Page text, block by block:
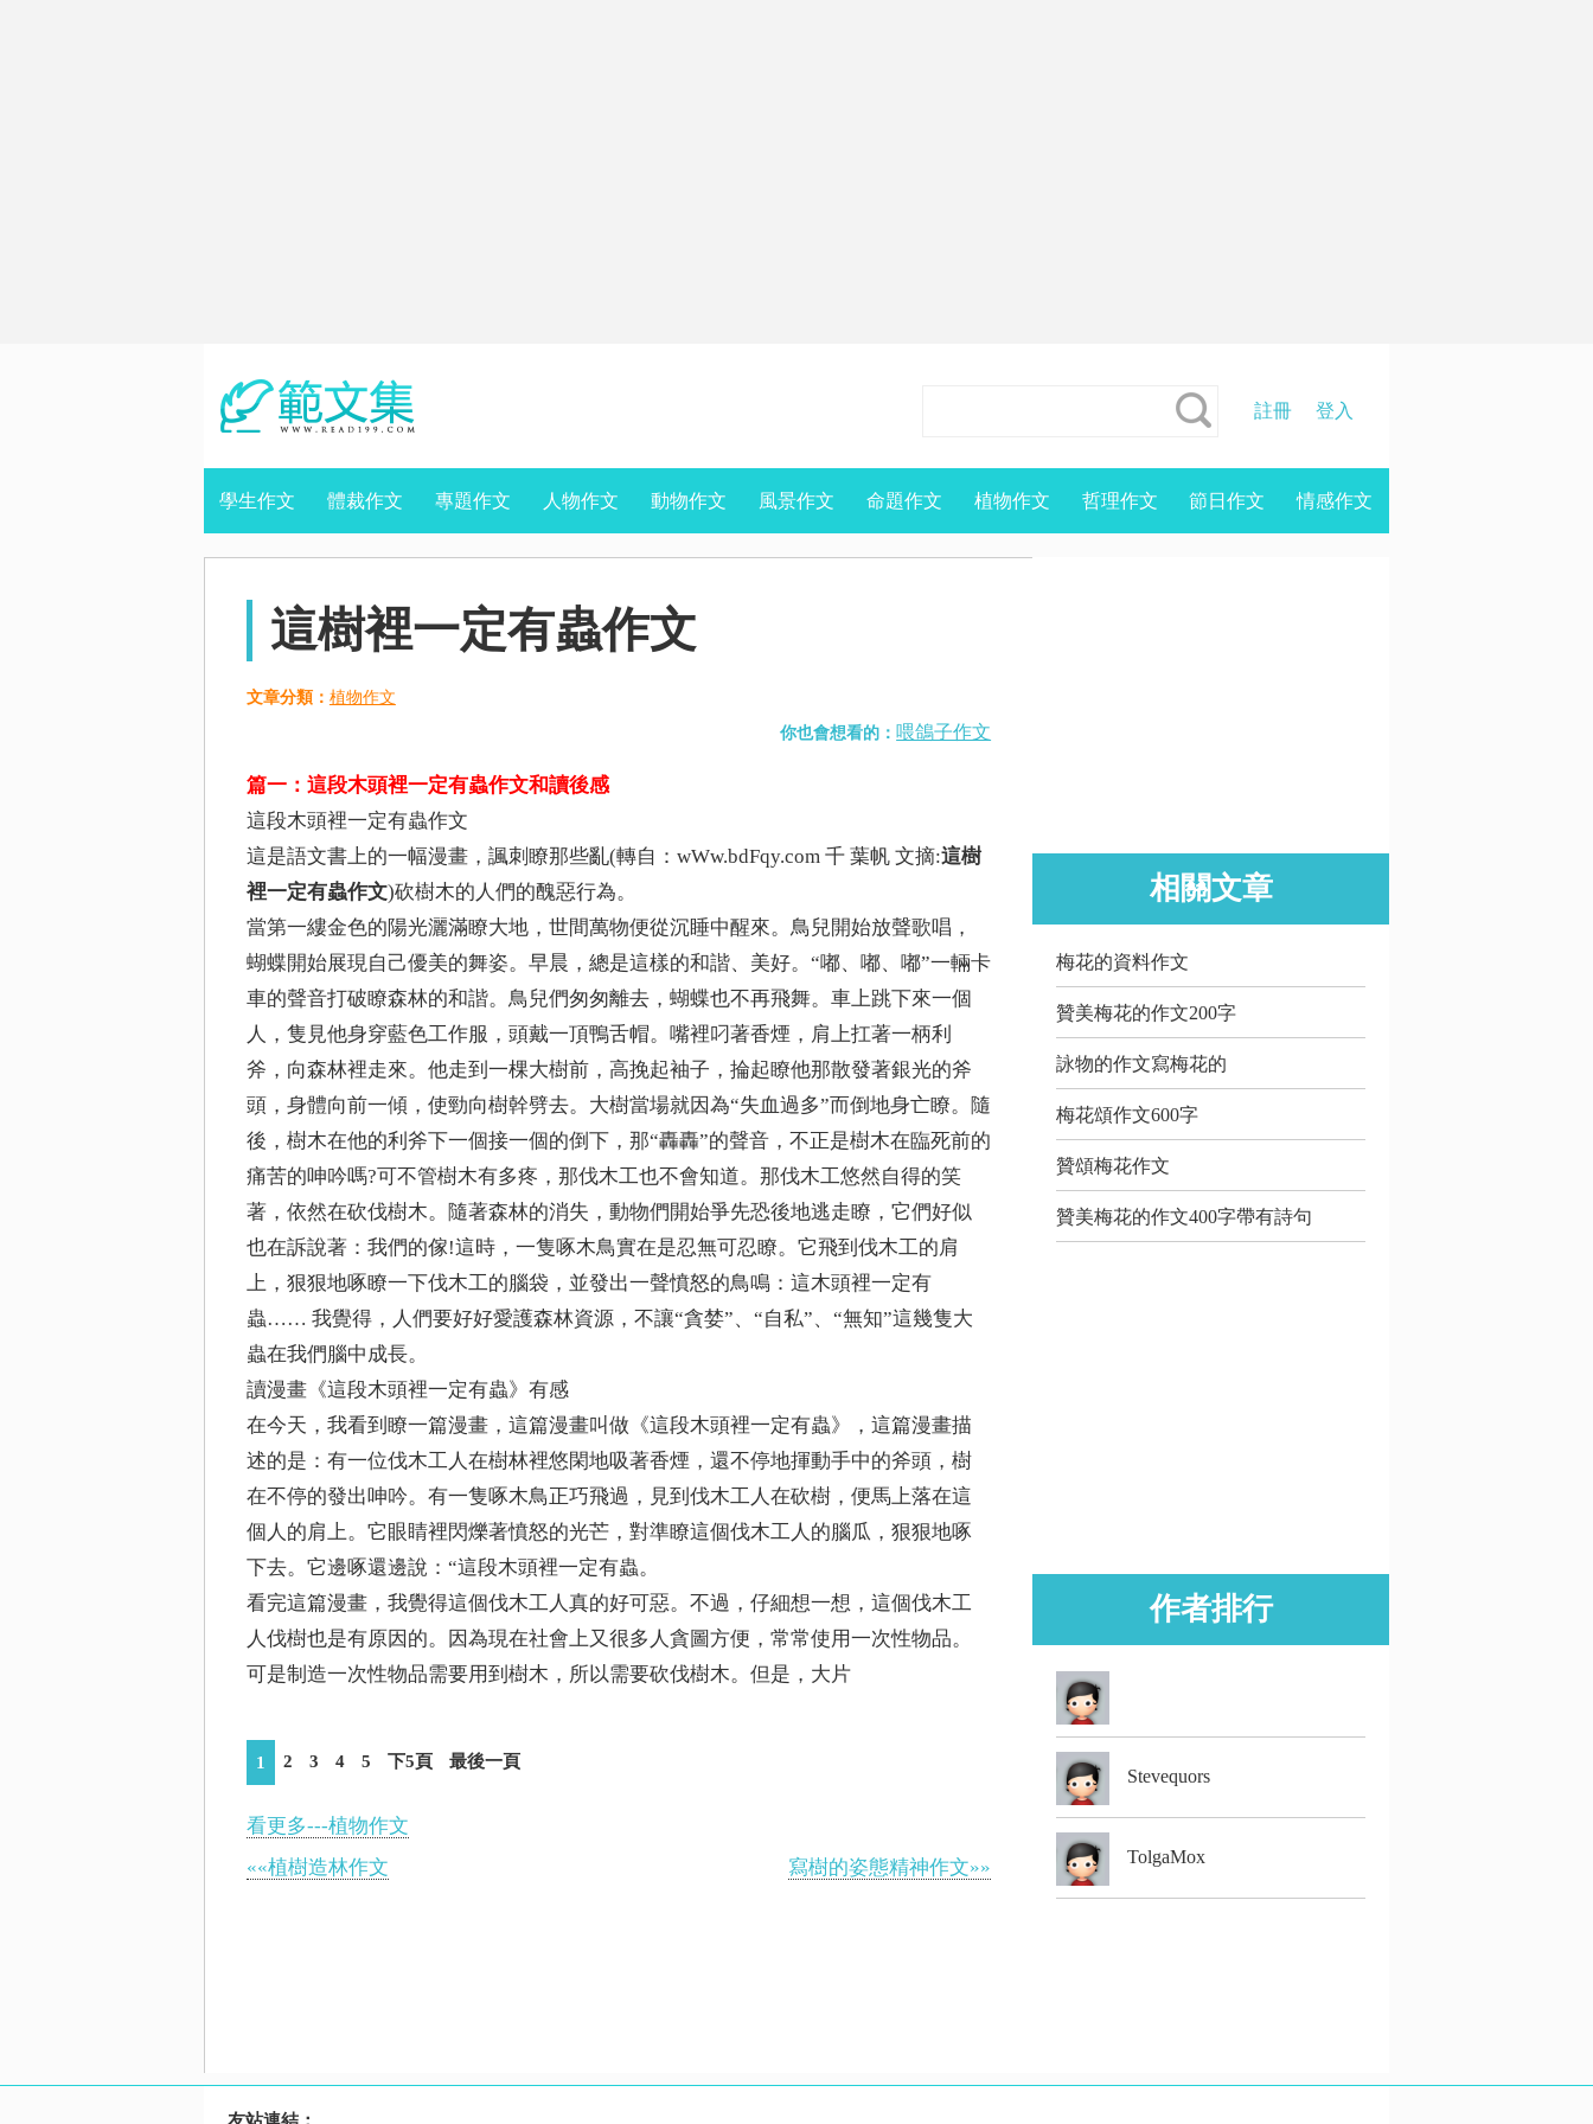
註冊 登入
學生作文 體裁作文 專題作文 人物作文 動物作文 風景作文 命題作文 植物作文 哲理作文 節日作文 情感作文
這樹裡一定有蟲作文
文章分類： 植物作文
你也會想看的： 喂鴿子作文
篇一：這段木頭裡一定有蟲作文和讀後感
這段木頭裡一定有蟲作文
這是語文書上的一幅漫畫，諷刺瞭那些亂(轉自：wWw.bdFqy.com 千 葉帆 文摘:這樹
裡一定有蟲作文)砍樹木的人們的醜惡行為。
當第一縷金色的陽光灑滿瞭大地，世間萬物便從沉睡中醒來。鳥兒開始放聲歌唱，
蝴蝶開始展現自己優美的舞姿。早晨，總是這樣的和諧、美好。“嘟、嘟、嘟”一輛卡
車的聲音打破瞭森林的和諧。鳥兒們匆匆離去，蝴蝶也不再飛舞。車上跳下來一個
人，隻見他身穿藍色工作服，頭戴一頂鴨舌帽。嘴裡叼著香煙，肩上扛著一柄利
斧，向森林裡走來。他走到一棵大樹前，高挽起袖子，掄起瞭他那散發著銀光的斧
頭，身體向前一傾，使勁向樹幹劈去。大樹當場就因為“失血過多”而倒地身亡瞭。隨
後，樹木在他的利斧下一個接一個的倒下，那“轟轟”的聲音，不正是樹木在臨死前的
痛苦的呻吟嗎?可不管樹木有多疼，那伐木工也不會知道。那伐木工悠然自得的笑
著，依然在砍伐樹木。隨著森林的消失，動物們開始爭先恐後地逃走瞭，它們好似
也在訴說著：我們的傢!這時，一隻啄木鳥實在是忍無可忍瞭。它飛到伐木工的肩
上，狠狠地啄瞭一下伐木工的腦袋，並發出一聲憤怒的鳥鳴：這木頭裡一定有
蟲…… 我覺得，人們要好好愛護森林資源，不讓“貪婪”、“自私”、“無知”這幾隻大
蟲在我們腦中成長。
讀漫畫《這段木頭裡一定有蟲》有感
在今天，我看到瞭一篇漫畫，這篇漫畫叫做《這段木頭裡一定有蟲》，這篇漫畫描
述的是：有一位伐木工人在樹林裡悠閑地吸著香煙，還不停地揮動手中的斧頭，樹
在不停的發出呻吟。有一隻啄木鳥正巧飛過，見到伐木工人在砍樹，便馬上落在這
個人的肩上。它眼睛裡閃爍著憤怒的光芒，對準瞭這個伐木工人的腦瓜，狠狠地啄
下去。它邊啄還邊說：“這段木頭裡一定有蟲。
看完這篇漫畫，我覺得這個伐木工人真的好可惡。不過，仔細想一想，這個伐木工
人伐樹也是有原因的。因為現在社會上又很多人貪圖方便，常常使用一次性物品。
可是制造一次性物品需要用到樹木，所以需要砍伐樹木。但是，大片
1 2 3 4 5 下5頁 最後一頁
看更多---植物作文
««植樹造林作文
寫樹的姿態精神作文»»
相關文章
梅花的資料作文
贊美梅花的作文200字
詠物的作文寫梅花的
梅花頌作文600字
贊頌梅花作文
贊美梅花的作文400字帶有詩句
作者排行
Stevequors
TolgaMox